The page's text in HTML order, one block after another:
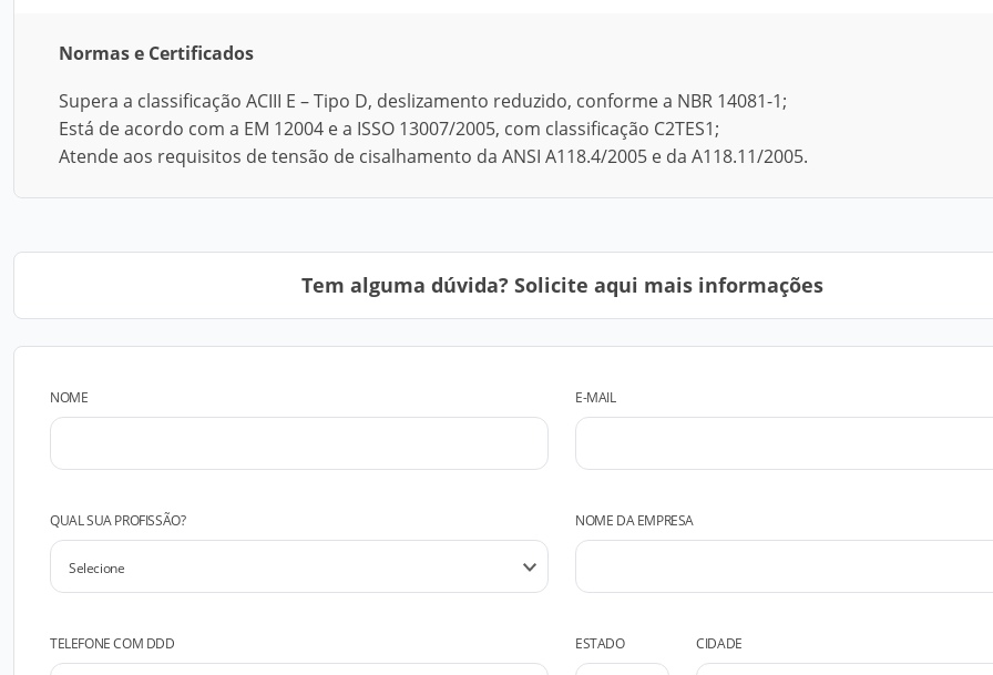
Normas e Certificados
Supera a classificação ACIII E – Tipo D, deslizamento reduzido, conforme a NBR 14081-1;
Está de acordo com a EM 12004 e a ISSO 13007/2005, com classificação C2TES1;
Atende aos requisitos de tensão de cisalhamento da ANSI A118.4/2005 e da A118.11/2005.
Tem alguma dúvida? Solicite aqui mais informações
NOME E-MAIL
QUAL SUA PROFISSÃO? NOME DA EMPRESA
TELEFONE COM DDD ESTADO CIDADE